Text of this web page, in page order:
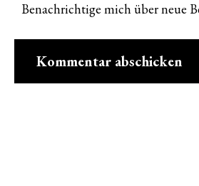
Benachrichtige mich über neue